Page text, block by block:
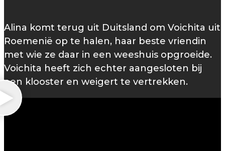
Alina komt terug uit Duitsland om Voichita uit
Roemenië op te halen, haar beste vriendin
met wie ze daar in een weeshuis opgroeide.
Voichita heeft zich echter aangesloten bij
een klooster en weigert te vertrekken.